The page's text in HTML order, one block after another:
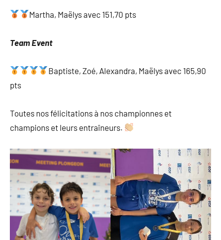
Martha, Maëlys avec 151,70 pts
Team Event
Baptiste, Zoé, Alexandra, Maëlys avec 165,90
pts
Toutes nos félicitations à nos championnes et
champions et leurs entraîneurs.